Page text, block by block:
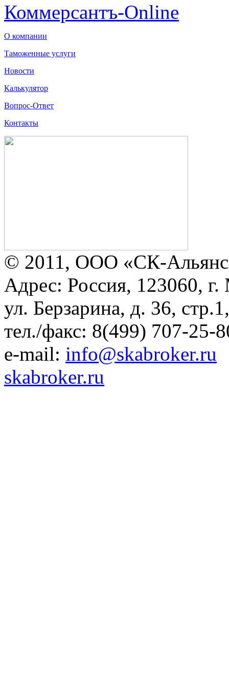
Коммерсантъ-Online
О компании
Таможенные услуги
Новости
Калькулятор
Вопрос-Ответ
Контакты
© 2011, ООО «СК-
Адрес: Россия, 123060, г.
ул. Берзарина, д. 36,
тел./факс: 8(499) 707-25-
e-mail: info@skabroker.ru
skabroker.ru